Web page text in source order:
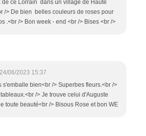
de ce Lorrain dans un village de Haute
/> De bien belles couleurs de roses pour
.<br /> Bon week - end <br /> Bises <br />
24/06/2023 15:37
s'emballe bien<br /> Superbes fleurs.<br />
/> Je trouve celui d'Auguste
toute beauté<br /> Bisous Rose et bon WE